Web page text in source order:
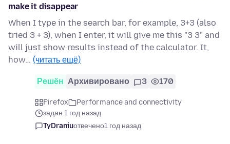
make it disappear
When I type in the search bar, for example, 3+3 (also
tried 3 + 3), when I enter, it will give me this "3 3" and
will just show results instead of the calculator. It,
how… (читать ещё)
Решён Архивировано 3 170
Firefox
Performance and connectivity
задан 1 год назад
TyDraniuотвечено1 год назад